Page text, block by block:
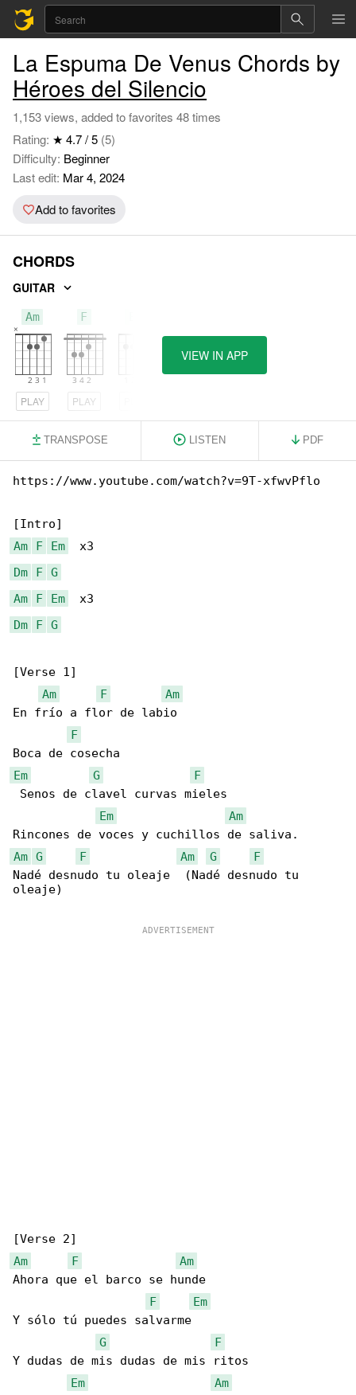
La Espuma De Venus Chords by
Héroes del Silencio
1,153 views, added to favorites 48 times
Rating: ★ 4.7 / 5 (5)
Difficulty: Beginner
Last edit: Mar 4, 2024
Add to favorites
CHORDS
GUITAR
Am
PLAY
F
PLAY
VIEW IN APP
TRANSPOSE LISTEN PDF
https://www.youtube.com/watch?v=9T-xfwvPflo
Am
F Em
Dm
F G
Am
F Em
Dm
F G
[Verse 1]
Am
F
Am
En frío a flor de labio
F
Em
G
F
Senos de clavel curvas mieles
Em
Am
Am G F Am G
F
Nadé desnudo tu oleaje  (Nadé desnudo tu
oleaje)
Am
F
Am
Ahora que el barco se hunde
F
Em
Y sólo tú puedes salvarme
G
F
Y dudas de mis dudas de mis ritos
Em
Am